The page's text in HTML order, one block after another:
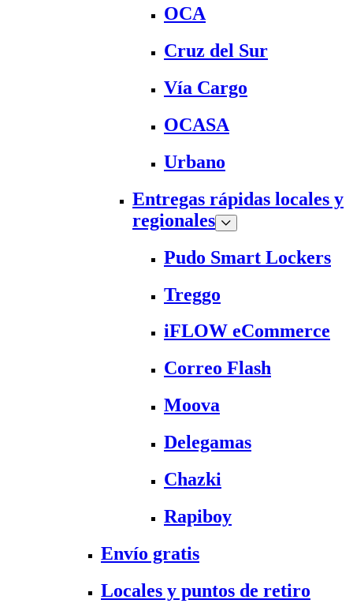
OCA
Cruz del Sur
Vía Cargo
OCASA
Urbano
Entregas rápidas locales y
regionales
Pudo Smart Lockers
Treggo
iFLOW eCommerce
Correo Flash
Moova
Delegamas
Chazki
Rapiboy
Envío gratis
Locales y puntos de retiro